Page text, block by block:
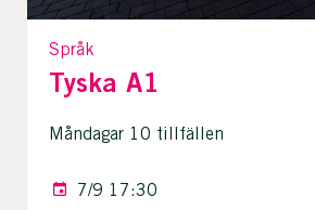
Språk
Tyska A1
Måndagar 10 tillfällen
7/9 17:30